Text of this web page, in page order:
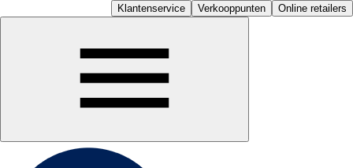
Klantenservice Verkooppunten Online retailers